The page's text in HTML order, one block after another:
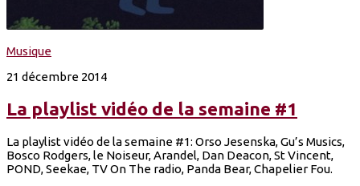
Musique
21 décembre 2014
La playlist vidéo de la semaine #1
La playlist vidéo de la semaine #1: Orso Jesenska, Gu’s Musics,
Bosco Rodgers, le Noiseur, Arandel, Dan Deacon, St Vincent,
POND, Seekae, TV On The radio, Panda Bear, Chapelier Fou.